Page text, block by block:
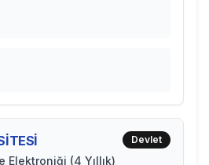
Elektroniği (4 Yıllık)
Devlet